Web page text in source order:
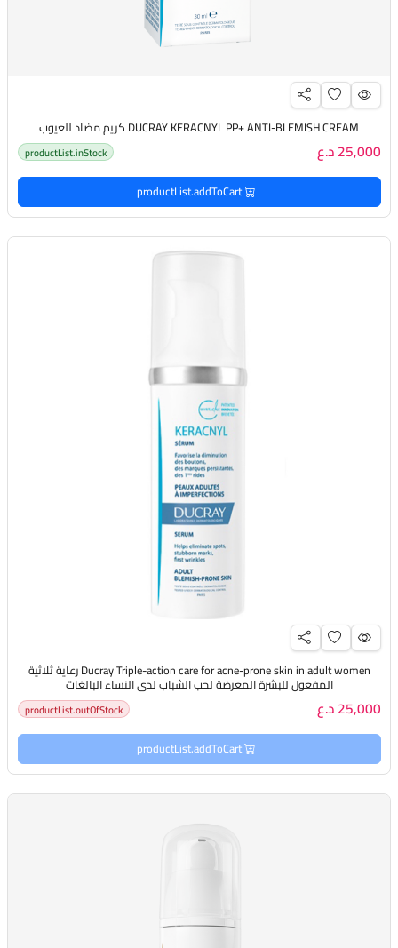
DUCRAY KERACNYL PP+ ANTI-BLEMISH CREAM كريم مضاد للعيوب
25,000 د.ع productList.inStock
productList.addToCart
Ducray Triple-action care for acne-prone skin in adult women رعاية ثلاثية
المفعول للبشرة المعرضة لحب الشباب لدى النساء البالغات
25,000 د.ع productList.outOfStock
productList.addToCart